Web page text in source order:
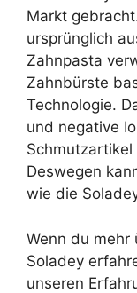
Markt
ursprünglich
Zahnpasta
Zahnbürste
Technologie.
und negative
Deswegen
wie die
Wenn du mehr
Soladey
unseren